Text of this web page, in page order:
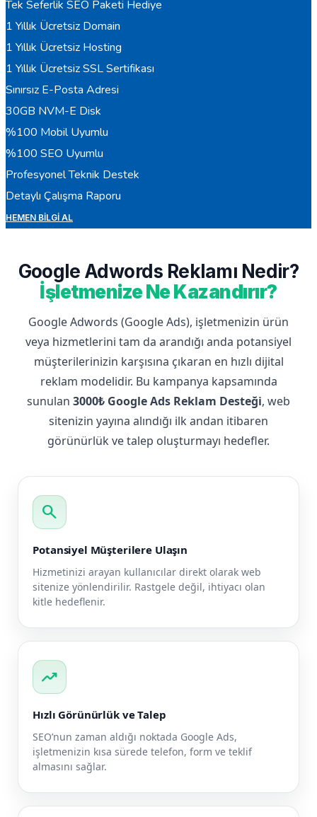
Tek Seferlik SEO Paketi Hediye
1 Yıllık Ücretsiz Domain
1 Yıllık Ücretsiz Hosting
1 Yıllık Ücretsiz SSL Sertifikası
Sınırsız E-Posta Adresi
30GB NVM-E Disk
%100 Mobil Uyumlu
%100 SEO Uyumlu
Profesyonel Teknik Destek
Detaylı Çalışma Raporu
HEMEN BILGI AL
Google Adwords Reklamı Nedir?
İşletmenize Ne Kazandırır?
Google Adwords (Google Ads), işletmenizin ürün
veya hizmetlerini tam da arandığı anda potansiyel
müşterilerinizin karşısına çıkaran en hızlı dijital
reklam modelidir. Bu kampanya kapsamında
sunulan 3000₺ Google Ads Reklam Desteği, web
sitenizin yayına alındığı ilk andan itibaren
görünürlük ve talep oluşturmayı hedefler.
search
Potansiyel Müşterilere Ulaşın
Hizmetinizi arayan kullanıcılar direkt olarak web
sitenize yönlendirilir. Rastgele değil, ihtiyacı olan
kitle hedeflenir.
trending_up
Hızlı Görünürlük ve Talep
SEO’nun zaman aldığı noktada Google Ads,
işletmenizin kısa sürede telefon, form ve teklif
almasını sağlar.